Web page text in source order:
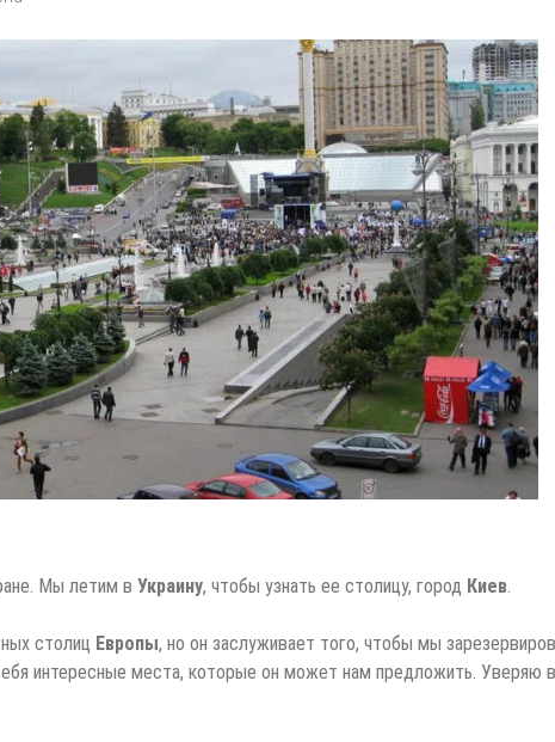
гор, дань Эдди Мерксу и отсутствие Криса Фрума
за новый промышленный завод Volkswagen
может вписаться в территорию Москвы при сравнении их
в новый аэропорт в Стамбуле
международные рейсы в новый терминал С1 Шереметьево
Мы летим в Украину, чтобы узнать ее столицу, город Киев
столиц Европы, но он заслуживает того, чтобы мы
интересные места, которые он может нам предложить. Уверяю